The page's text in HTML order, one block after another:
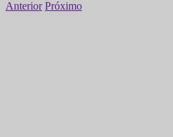
Anterior Próximo